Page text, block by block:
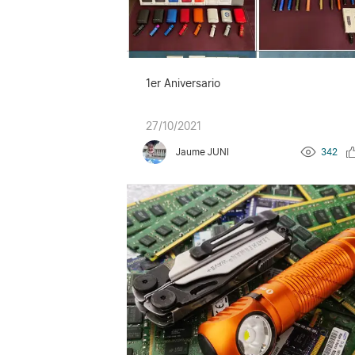
1er Aniversario
27/10/2021
Jaume JUNI 342